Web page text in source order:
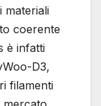
materiali
coerente
è infatti
D3,
filamenti